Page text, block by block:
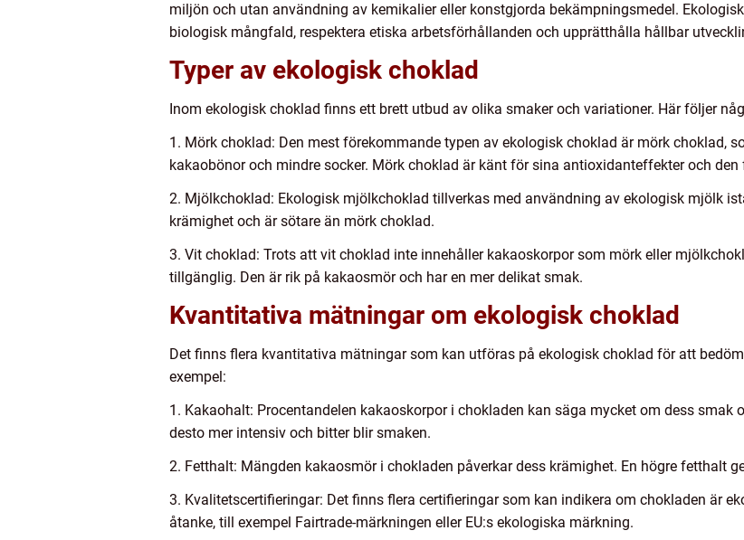
miljön och utan användning av kemikalier eller konstgjorda bekämpningsmedel.
biologisk mångfald, respektera etiska arbetsförhållanden och upprätthålla hållbar
Typer av ekologisk choklad
Inom ekologisk choklad finns ett brett utbud av olika smaker och variationer. Här följer
1. Mörk choklad: Den mest förekommande typen av ekologisk choklad är mörk choklad,
kakaobönor och mindre socker. Mörk choklad är känt för sina antioxidanteffekter och
2. Mjölkchoklad: Ekologisk mjölkchoklad tillverkas med användning av ekologisk mjölk
krämighet och är sötare än mörk choklad.
3. Vit choklad: Trots att vit choklad inte innehåller kakaoskorpor som mörk eller
tillgänglig. Den är rik på kakaosmör och har en mer delikat smak.
Kvantitativa mätningar om ekologisk choklad
Det finns flera kvantitativa mätningar som kan utföras på ekologisk choklad för att
exempel:
1. Kakaohalt: Procentandelen kakaoskorpor i chokladen kan säga mycket om dess smak
desto mer intensiv och bitter blir smaken.
2. Fetthalt: Mängden kakaosmör i chokladen påverkar dess krämighet. En högre fetthalt
3. Kvalitetscertifieringar: Det finns flera certifieringar som kan indikera om chokladen är
åtanke, till exempel Fairtrade-märkningen eller EU:s ekologiska märkning.